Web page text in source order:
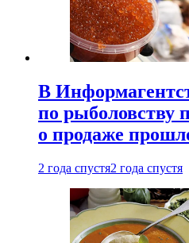
В
по рыболовству
о продаже
2 года спустя2 года спустя